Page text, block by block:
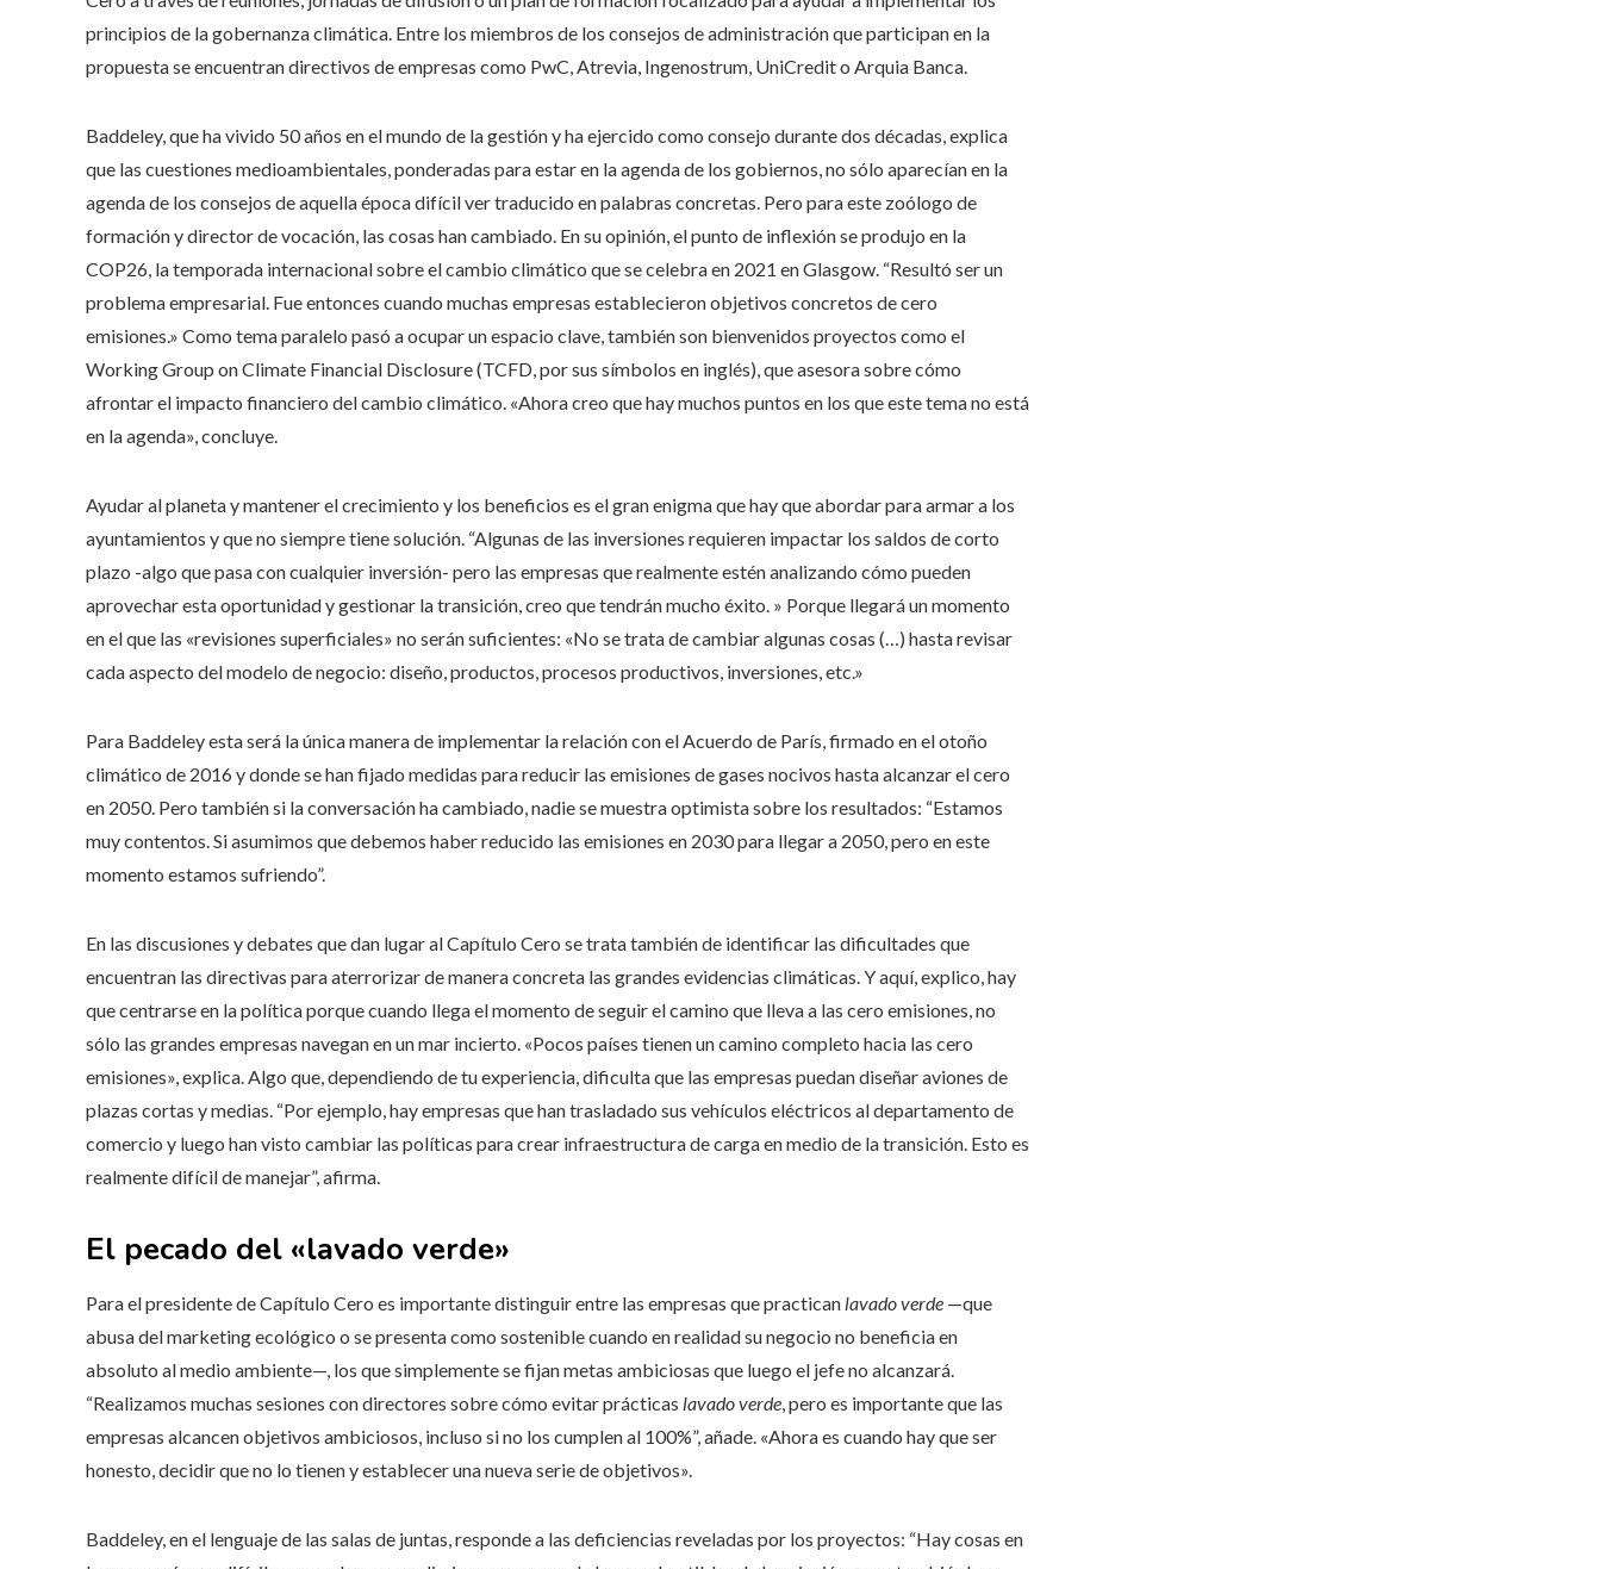
principios de la gobernanza climática. Entre los miembros de los consejos de administración que participan en la
propuesta se encuentran directivos de empresas como PwC, Atrevia, Ingenostrum, UniCredit o Arquia Banca.
Baddeley, que ha vivido 50 años en el mundo de la gestión y ha ejercido como consejo durante dos décadas, explica
que las cuestiones medioambientales, ponderadas para estar en la agenda de los gobiernos, no sólo aparecían en la
agenda de los consejos de aquella época difícil ver traducido en palabras concretas. Pero para este zoólogo de
formación y director de vocación, las cosas han cambiado. En su opinión, el punto de inflexión se produjo en la
COP26, la temporada internacional sobre el cambio climático que se celebra en 2021 en Glasgow. “Resultó ser un
problema empresarial. Fue entonces cuando muchas empresas establecieron objetivos concretos de cero
emisiones.» Como tema paralelo pasó a ocupar un espacio clave, también son bienvenidos proyectos como el
Working Group on Climate Financial Disclosure (TCFD, por sus símbolos en inglés), que asesora sobre cómo
afrontar el impacto financiero del cambio climático. «Ahora creo que hay muchos puntos en los que este tema no está
en la agenda», concluye.
Ayudar al planeta y mantener el crecimiento y los beneficios es el gran enigma que hay que abordar para armar a los
ayuntamientos y que no siempre tiene solución. “Algunas de las inversiones requieren impactar los saldos de corto
plazo -algo que pasa con cualquier inversión- pero las empresas que realmente estén analizando cómo pueden
aprovechar esta oportunidad y gestionar la transición, creo que tendrán mucho éxito. » Porque llegará un momento
en el que las «revisiones superficiales» no serán suficientes: «No se trata de cambiar algunas cosas (…) hasta revisar
cada aspecto del modelo de negocio: diseño, productos, procesos productivos, inversiones, etc.»
Para Baddeley esta será la única manera de implementar la relación con el Acuerdo de París, firmado en el otoño
climático de 2016 y donde se han fijado medidas para reducir las emisiones de gases nocivos hasta alcanzar el cero
en 2050. Pero también si la conversación ha cambiado, nadie se muestra optimista sobre los resultados: “Estamos
muy contentos. Si asumimos que debemos haber reducido las emisiones en 2030 para llegar a 2050, pero en este
momento estamos sufriendo”.
En las discusiones y debates que dan lugar al Capítulo Cero se trata también de identificar las dificultades que
encuentran las directivas para aterrorizar de manera concreta las grandes evidencias climáticas. Y aquí, explico, hay
que centrarse en la política porque cuando llega el momento de seguir el camino que lleva a las cero emisiones, no
sólo las grandes empresas navegan en un mar incierto. «Pocos países tienen un camino completo hacia las cero
emisiones», explica. Algo que, dependiendo de tu experiencia, dificulta que las empresas puedan diseñar aviones de
plazas cortas y medias. “Por ejemplo, hay empresas que han trasladado sus vehículos eléctricos al departamento de
comercio y luego han visto cambiar las políticas para crear infraestructura de carga en medio de la transición. Esto es
realmente difícil de manejar”, ​​afirma.
El pecado del «lavado verde»
Para el presidente de Capítulo Cero es importante distinguir entre las empresas que practican lavado verde —que
abusa del marketing ecológico o se presenta como sostenible cuando en realidad su negocio no beneficia en
absoluto al medio ambiente—, los que simplemente se fijan metas ambiciosas que luego el jefe no alcanzará.
“Realizamos muchas sesiones con directores sobre cómo evitar prácticas lavado verde, pero es importante que las
empresas alcancen objetivos ambiciosos, incluso si no los cumplen al 100%”, añade. «Ahora es cuando hay que ser
honesto, decidir que no lo tienen y establecer una nueva serie de objetivos».
Baddeley, en el lenguaje de las salas de juntas, responde a las deficiencias reveladas por los proyectos: “Hay cosas en